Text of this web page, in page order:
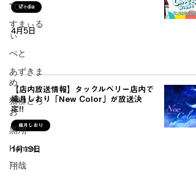
TOA
すまぃる
ぃ
ぺと
あずきま
め
猫柳どら
お
黒翔
HenzeL
翔哉
Media
4月5日
【店内放送情報】タックルベリー店内で
織月しおり「New Color」が放送決
定!!
織月しおり
1月19日